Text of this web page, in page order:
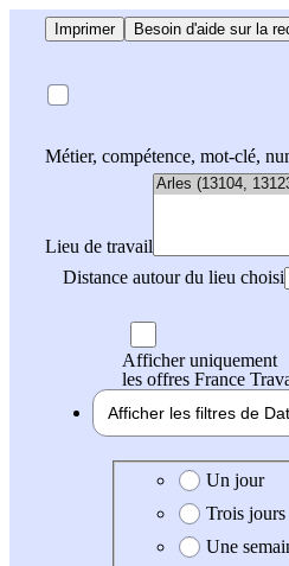
Imprimer Besoin d'aide sur la
Métier, compétence, mot-clé,
Lieu de travail
Distance autour du lieu choisi
Afficher uniquement
les offres France
Afficher les filtres de
Date de création de
Un jour
Trois jours
Une